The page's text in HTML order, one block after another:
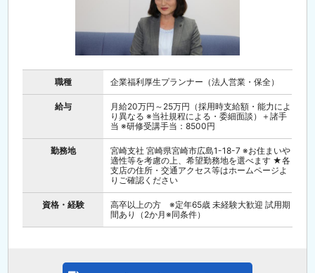
職種 企業福利厚生プランナー（法人営業・保全）
給与
月給20万円～25万円（採用時支給額・能力によ
り異なる ※当社規程による・委細面談）＋諸手
当 ※研修受講手当：8500円
勤務地
宮崎支社 宮崎県宮崎市広島1-18-7 ※お住まいや
適性等を考慮の上、希望勤務地を選べます ★各
支店の住所・交通アクセス等はホームページよ
りご確認ください
資格・経験
高卒以上の方 ※定年65歳 未経験大歓迎 試用期
間あり（2か月※同条件）